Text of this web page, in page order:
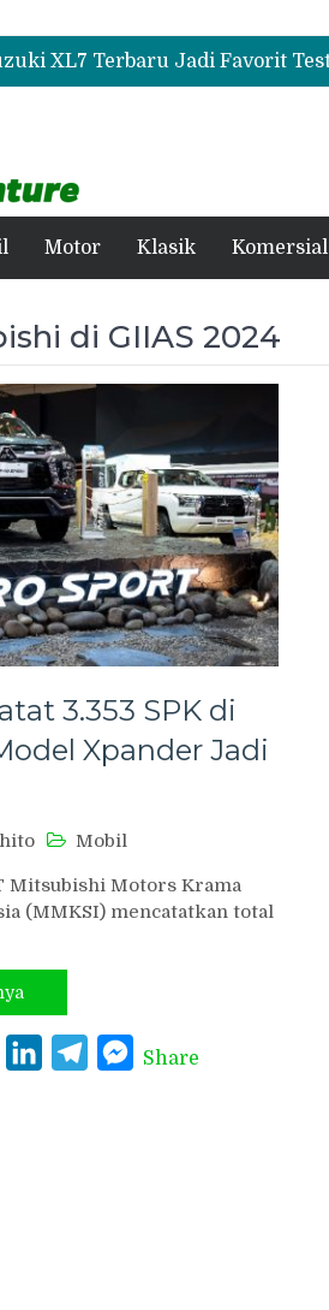
Motor Klasik Komersial
di GIIAS 2024
3.353 SPK di
Xpander Jadi
Mobil
Mitsubishi Motors Krama
(MMKSI) mencatatkan total
Line LinkedInTelegramMessenger
Share